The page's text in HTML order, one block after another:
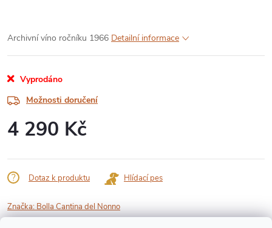
Archivní víno ročníku 1966 Detailní informace
Vyprodáno
Možnosti doručení
4 290 Kč
cena:
Dotaz k produktu Hlídací pes
Značka: Bolla Cantina del Nonno